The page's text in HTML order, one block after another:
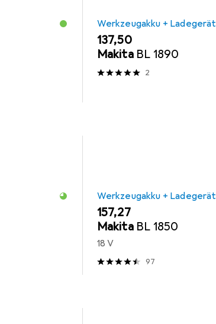
Werkzeugakku + Ladegerät
EUR
137,50
Makita BL 1890
2
Werkzeugakku + Ladegerät
EUR
157,27
Makita BL 1850
18 V
97